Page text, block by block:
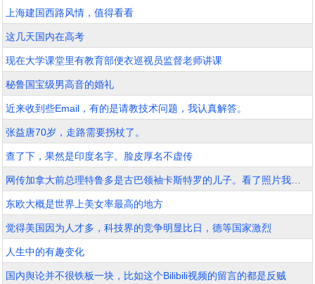
上海建国西路风情，值得看看
这几天国内在高考
现在大学课堂里有教育部便衣巡视员监督老师讲课
秘鲁国宝级男高音的婚礼
近来收到些Email，有的是请教技术问题，我认真解答。
张益唐70岁，走路需要拐杖了。
查了下，果然是印度名字。脸皮厚名不虚传
东欧大概是世界上美女率最高的地方
觉得美国因为人才多，科技界的竞争明显比日，德等国家激烈
人生中的有趣变化
国内舆论并不很铁板一块，比如这个Bilibili视频的留言的都是反贼